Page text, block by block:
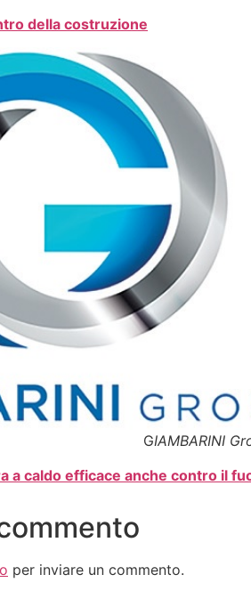
della costruzione
GIAMBARINI
a caldo efficace anche contro il
per inviare un commento.